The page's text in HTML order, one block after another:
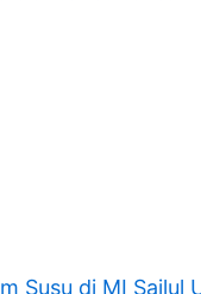
Susu di MI Sailul